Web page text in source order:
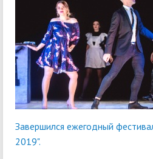
Завершился ежегодный
2019".